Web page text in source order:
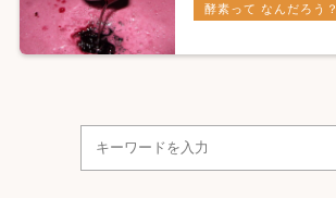
酵素って なんだろう？